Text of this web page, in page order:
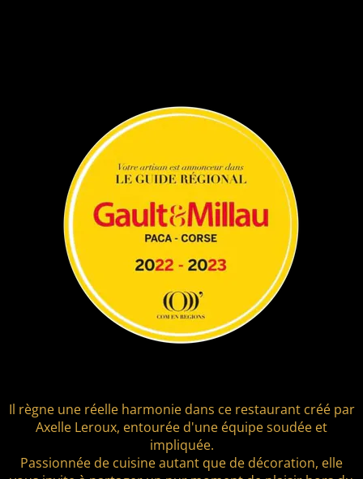
Il règne une réelle harmonie dans ce restaurant créé par
Axelle Leroux, entourée d'une équipe soudée et
impliquée.
Passionnée de cuisine autant que de décoration, elle